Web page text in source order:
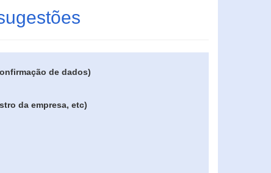
de dados)
da empresa, etc)